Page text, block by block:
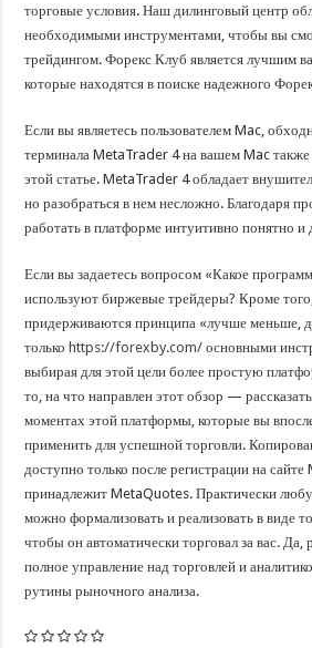
торговые условия. Наш дилинговый центр
необходимыми инструментами, чтобы вы
трейдингом. Форекс Клуб является лучшим
которые находятся в поиске надежного
Если вы являетесь пользователем Mac,
терминала MetaTrader 4 на вашем Mac
этой статье. MetaTrader 4 обладает
но разобраться в нем несложно. Благодаря
работать в платформе интуитивно понятно и
Если вы задаетесь вопросом «Какое
используют биржевые трейдеры? Кроме
придерживаются принципа «лучше меньше,
толькоhttps://forexby.com/ основными
выбирая для этой цели более простую
то, на что направлен этот обзор —
моментах этой платформы, которые вы
применить для успешной торговли.
доступно только после регистрации на
принадлежит MetaQuotes. Практически
можно формализовать и реализовать в виде
чтобы он автоматически торговал за вас.
полное управление над торговлей и
рутины рыночного анализа.